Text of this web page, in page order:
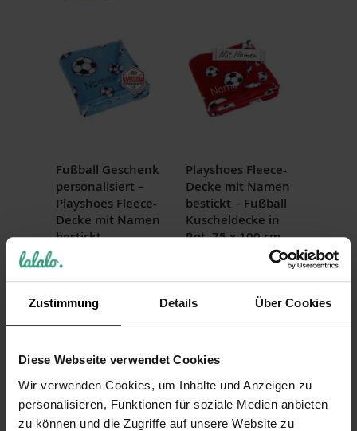
Zustimmung Details Über Cookies
Diese Webseite verwendet Cookies
Wir verwenden Cookies, um Inhalte und Anzeigen zu
personalisieren, Funktionen für soziale Medien anbieten
zu können und die Zugriffe auf unsere Website zu
Fußball Geschenk
personalisiert –
Playshoes Fleece-
Decke mit Namen
bestickt
23,99 €
Inkl. 19% Steuern,exkl.
Playshoes Fleece-
Decke mit Namen
bestickt – Fußball
Kuscheldecke in
Rot, 75 x 100 cm
Inkl. 19% Steuern,exkl.